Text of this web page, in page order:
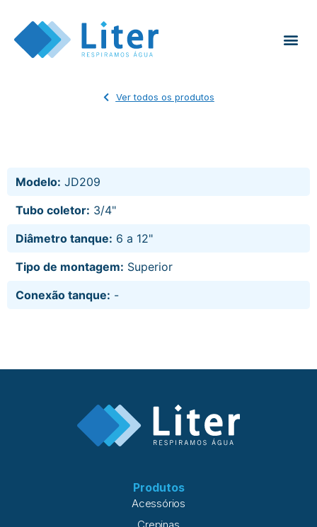
Ver todos os produtos
Modelo: JD209
Tubo coletor: 3/4"
Diâmetro tanque: 6 a 12"
Tipo de montagem: Superior
Conexão tanque: -
Produtos
Acessórios